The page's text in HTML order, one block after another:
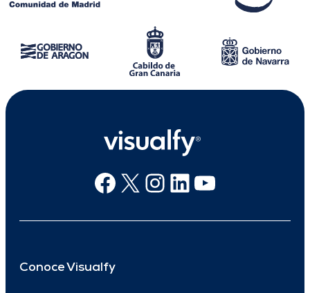
Facebook
X Instagram
Linkedin
Youtube
Conoce Visualfy